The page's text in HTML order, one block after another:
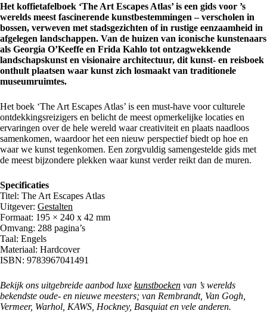
Het koffietafelboek ‘The Art Escapes Atlas’ is een gids voor ’s
werelds meest fascinerende kunstbestemmingen – verscholen in
bossen, verweven met stadsgezichten of in rustige eenzaamheid in
afgelegen landschappen. Van de huizen van iconische kunstenaars
als Georgia O’Keeffe en Frida Kahlo tot ontzagwekkende
landschapskunst en visionaire architectuur, dit kunst- en reisboek
onthult plaatsen waar kunst zich losmaakt van traditionele
museumruimtes.
Het boek ‘The Art Escapes Atlas’ is een must-have voor culturele
ontdekkingsreizigers en belicht de meest opmerkelijke locaties en
ervaringen over de hele wereld waar creativiteit en plaats naadloos
samenkomen, waardoor het een nieuw perspectief biedt op hoe en
waar we kunst tegenkomen. Een zorgvuldig samengestelde gids met
de meest bijzondere plekken waar kunst verder reikt dan de muren.
Specificaties
Titel: The Art Escapes Atlas
Uitgever: Gestalten
Formaat: 195 × 240 x 42 mm
Omvang: 288 pagina’s
Taal: Engels
Materiaal: Hardcover
ISBN: 9783967041491
Bekijk ons uitgebreide aanbod luxe kunstboeken van ’s werelds
bekendste oude- en nieuwe meesters; van Rembrandt, Van Gogh,
Vermeer, Warhol, KAWS, Hockney, Basquiat en vele anderen.